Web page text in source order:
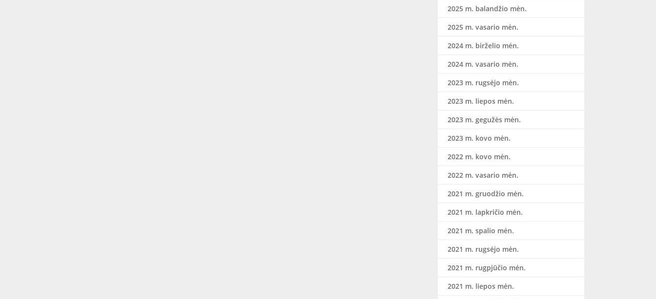
2025 m. balandžio mėn.
2025 m. vasario mėn.
2024 m. birželio mėn.
2024 m. vasario mėn.
2023 m. rugsėjo mėn.
2023 m. liepos mėn.
2023 m. gegužės mėn.
2023 m. kovo mėn.
2022 m. kovo mėn.
2022 m. vasario mėn.
2021 m. gruodžio mėn.
2021 m. lapkričio mėn.
2021 m. spalio mėn.
2021 m. rugsėjo mėn.
2021 m. rugpjūčio mėn.
2021 m. liepos mėn.